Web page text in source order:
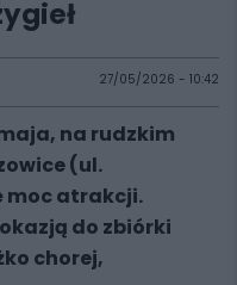
27/05/2026 - 10:42
na rudzkim
(ul.
moc atrakcji.
do zbiórki
chorej,